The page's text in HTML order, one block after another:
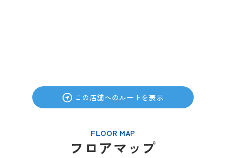
この店舗へのルートを表示
FLOOR MAP
フロアマップ